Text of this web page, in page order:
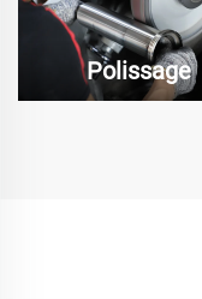
Polissage